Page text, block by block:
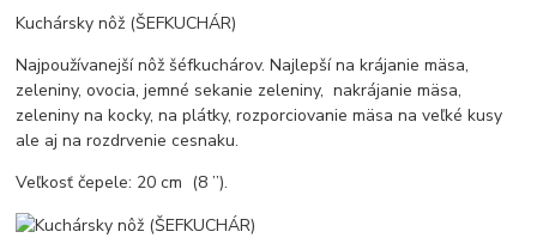
Kuchársky nôž (ŠEFKUCHÁR)
Najpoužívanejší nôž šéfkuchárov. Najlepší na krájanie mäsa,
zeleniny, ovocia, jemné sekanie zeleniny, nakrájanie mäsa,
zeleniny na kocky, na plátky, rozporciovanie mäsa na veľké kusy
ale aj na rozdrvenie cesnaku.
Veľkosť čepele: 20 cm (8 ’’).